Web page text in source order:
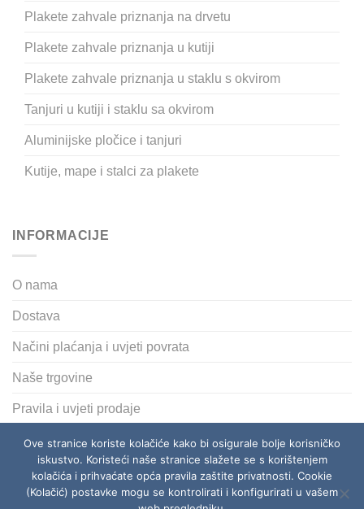
Plakete zahvale priznanja na drvetu
Plakete zahvale priznanja u kutiji
Plakete zahvale priznanja u staklu s okvirom
Tanjuri u kutiji i staklu sa okvirom
Aluminijske pločice i tanjuri
Kutije, mape i stalci za plakete
INFORMACIJE
O nama
Dostava
Načini plaćanja i uvjeti povrata
Naše trgovine
Pravila i uvjeti prodaje
Polica privatnosti
O NAMA DOSTAVA
NAČINI PLAĆANJA I UVJETI POVRATA
Ove stranice koriste kolačiće kako bi osigurale bolje korisničko
iskustvo. Koristeći naše stranice slažete se s korištenjem
kolačića i prihvaćate opća pravila zaštite privatnosti. Cookie
(Kolačić) postavke mogu se kontrolirati i konfigurirati u vašem